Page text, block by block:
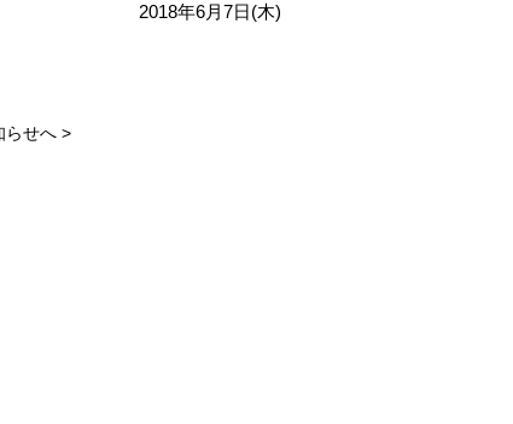
2018年6月7日(木)
らせへ >